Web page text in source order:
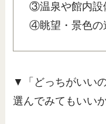
③温泉や館内設
④眺望・景色の
▼「どっちがいい
選んでみてもいい